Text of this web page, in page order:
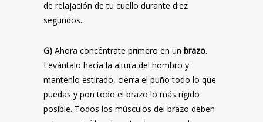
de relajación de tu cuello durante diez
segundos.
G) Ahora concéntrate primero en un brazo.
Levántalo hacia la altura del hombro y
mantenlo estirado, cierra el puño todo lo que
puedas y pon todo el brazo lo más rígido
posible. Todos los músculos del brazo deben